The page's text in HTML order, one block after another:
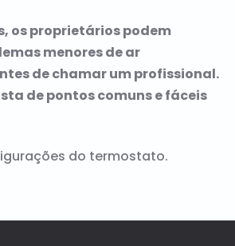
os proprietários podem
menores de ar
de chamar um profissional.
de pontos comuns e fáceis
do termostato.